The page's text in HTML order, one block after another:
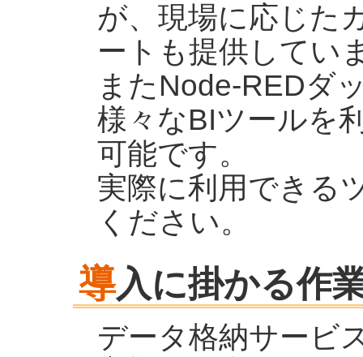
が、現場に応じた
ートも提供してい
またNode-REDダ
様々なBIツールを
可能です。
実際に利用できる
ください。
導入に掛かる作
データ格納サービ